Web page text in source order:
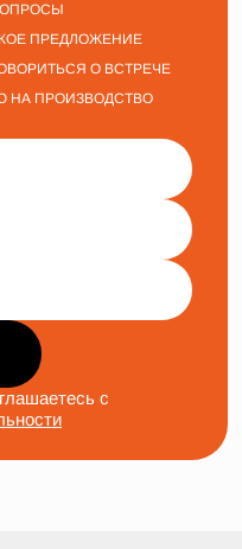
ПРЕДЛОЖЕНИЕ
О ВСТРЕЧЕ
НА ПРОИЗВОДСТВО
с